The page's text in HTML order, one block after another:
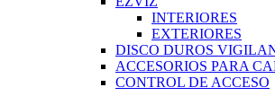
INTERIORES
EXTERIORES
DISCO DUROS
ACCESORIOS PARA
CONTROL DE ACCESO